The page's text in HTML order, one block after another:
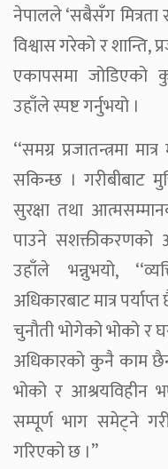
नेपालले ‘सबैसँग मित्रता
विश्वास गरेको र शान्ति,
एकापसमा
उहाँले स्पष्ट गर्नुभयो ।
‘‘समग्र प्रजातन्त्रमा
सकिन्छ । गरीबीबाट
सुरक्षा तथा
पाउने सशक्तीकरणको
उहाँले भन्नुभयो,
अधिकारबाट मात्र
चुनौती भोगेको भोको र
अधिकारको कुनै काम
भोको र आश्रयविहीन
सम्पूर्ण भाग समेट्ने
गरिएको छ ।’’